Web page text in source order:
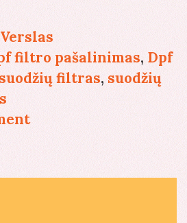
Verslas
filtro pašalinimas, Dpf
suodžių filtras, suodžių